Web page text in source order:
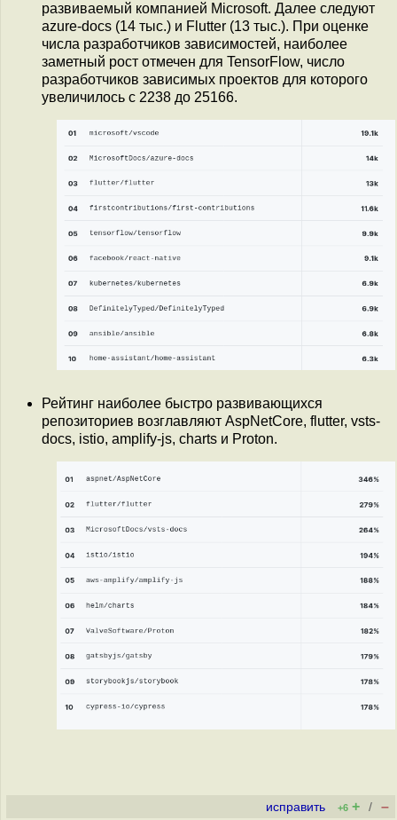
развиваемый компанией Microsoft. Далее следуют
azure-docs (14 тыс.) и Flutter (13 тыс.). При оценке
числа разработчиков зависимостей, наиболее
заметный рост отмечен для TensorFlow, число
разработчиков зависимых проектов для которого
увеличилось с 2238 до 25166.
Рейтинг наиболее быстро развивающихся
репозиториев возглавляют AspNetCore, flutter, vsts-
docs, istio, amplify-js, charts и Proton.
исправить +6 + / –